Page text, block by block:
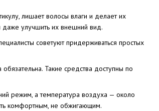
лишает волосы влаги и делает их
даже улучшить их внешний вид.
советуют придерживаться простых
Такие средства доступны по
режим, а температура воздуха — около
комфортным, не обжигающим.